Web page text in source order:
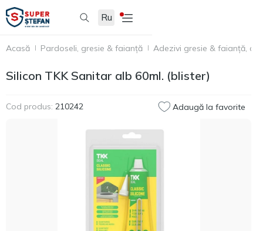
Ru
Acasă Pardoseli, gresie & faianță Adezivi gresie & faianță,
Silicon TKK Sanitar alb 60ml. (blister)
Cod produs: 210242 Adaugă la favorite